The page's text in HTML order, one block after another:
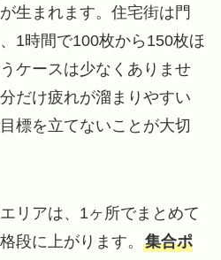
生まれます。住宅街は門
1時間で100枚から150枚ほ
ケースは少なくありませ
だけ疲れが溜まりやすい
標を立てないことが大切
リアは、1ヶ所でまとめて
段に上がります。 集合ポ